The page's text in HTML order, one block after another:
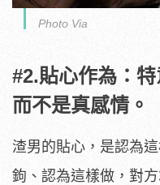
Photo Via
#2.貼心作為：
而不是真感情。
渣男的貼心，是認為
鉤、認為這樣做，對